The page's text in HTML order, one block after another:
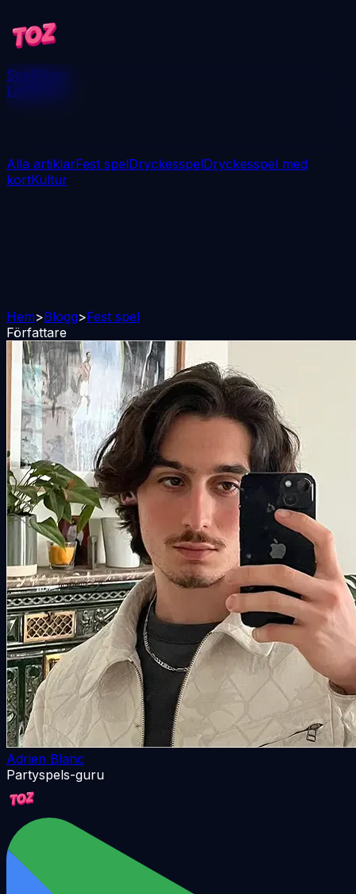
SpelBlogg
Ladda ner
Alla artiklarFest spelDryckesspelDryckesspel med
kortKultur
Hem>Blogg>Fest spel
Författare
Adrien Blanc
Partyspels-guru